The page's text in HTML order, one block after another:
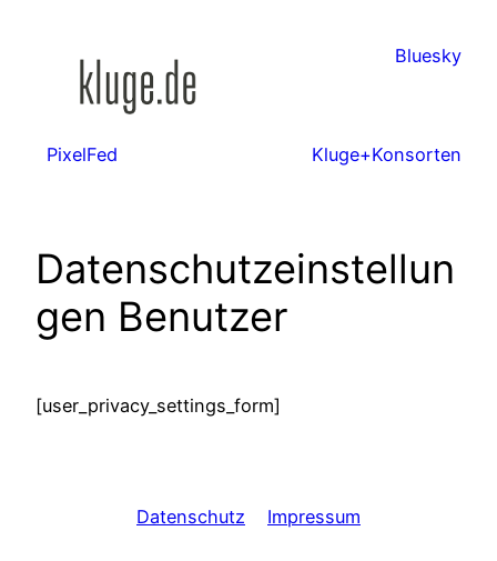
Bluesky
PixelFed Kluge+Konsorten
Datenschutzeinstellun
gen Benutzer
[user_privacy_settings_form]
Datenschutz Impressum